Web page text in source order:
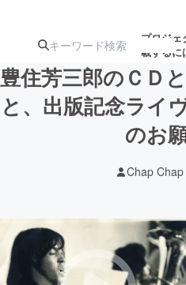
プロジェ
載するに
注目の新着プ
テクノロジー・ガジ
豊住芳三郎のＣＤ
と、出版記念ライ
のお
Chap